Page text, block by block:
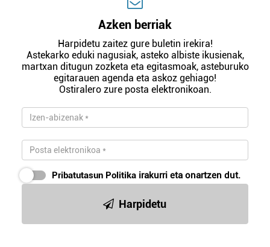
Azken berriak
Harpidetu zaitez gure buletin irekira!
Astekarko eduki nagusiak, asteko albiste ikusienak,
martxan ditugun zozketa eta egitasmoak, asteburuko
egitarauen agenda eta askoz gehiago!
Ostiralero zure posta elektronikoan.
Pribatutasun Politika irakurri eta onartzen dut.
Harpidetu